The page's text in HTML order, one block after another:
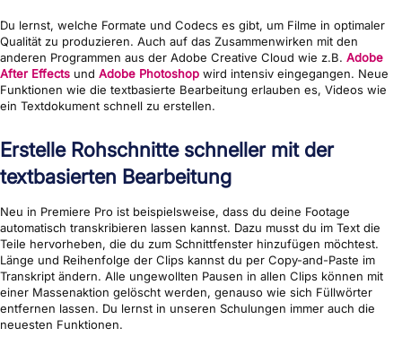
Du lernst, welche Formate und Codecs es gibt, um Filme in optimaler
Qualität zu produzieren. Auch auf das Zusammenwirken mit den
anderen Programmen aus der Adobe Creative Cloud wie z.B. Adobe
After Effects und Adobe Photoshop wird intensiv eingegangen. Neue
Funktionen wie die textbasierte Bearbeitung erlauben es, Videos wie
ein Textdokument schnell zu erstellen.
Erstelle Rohschnitte schneller mit der
textbasierten Bearbeitung
Neu in Premiere Pro ist beispielsweise, dass du deine Footage
automatisch transkribieren lassen kannst. Dazu musst du im Text die
Teile hervorheben, die du zum Schnittfenster hinzufügen möchtest.
Länge und Reihenfolge der Clips kannst du per Copy-and-Paste im
Transkript ändern. Alle ungewollten Pausen in allen Clips können mit
einer Massenaktion gelöscht werden, genauso wie sich Füllwörter
entfernen lassen. Du lernst in unseren Schulungen immer auch die
neuesten Funktionen.